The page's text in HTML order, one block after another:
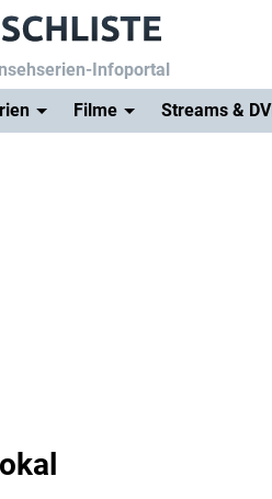
Infoportal
Filme Streams &